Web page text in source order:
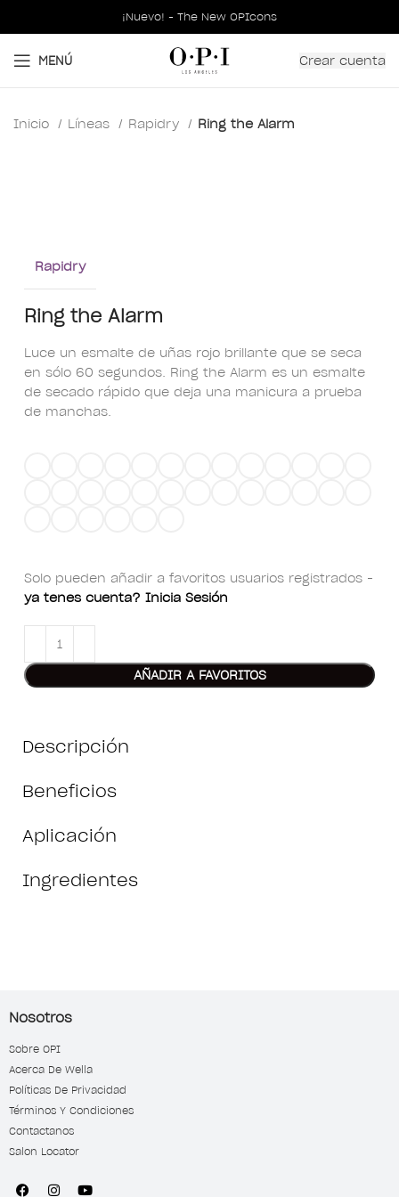
¡Nuevo! - The New OPIcons
MENÚ Crear cuenta
Inicio Líneas Rapidry Ring the Alarm
Rapidry
Ring the Alarm
Luce un esmalte de uñas rojo brillante que se seca
en sólo 60 segundos. Ring the Alarm es un esmalte
de secado rápido que deja una manicura a prueba
de manchas.
Solo pueden añadir a favoritos usuarios registrados -
ya tenes cuenta? Inicia Sesión
AÑADIR A FAVORITOS
Descripción
Beneficios
Aplicación
Ingredientes
Nosotros
Sobre OPI
Acerca De Wella
Políticas De Privacidad
Términos Y Condiciones
Contactanos
Salon Locator